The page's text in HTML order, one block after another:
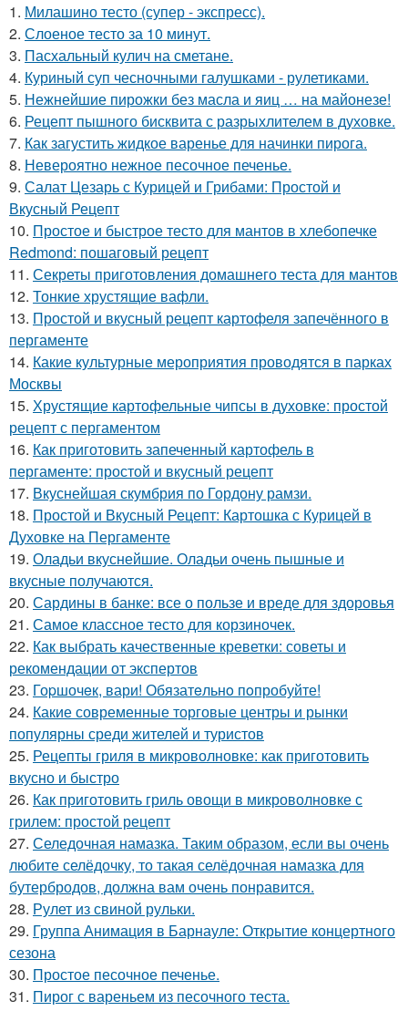
1. Милашино тесто (супер - экспресс).
2. Слоеное тесто за 10 минут.
3. Пасхальный кулич на сметане.
4. Куриный суп чесночными галушками - рулетиками.
5. Нежнейшие пирожки без масла и яиц … на майонезе!
6. Рецепт пышного бисквита с разрыхлителем в духовке.
7. Как загустить жидкое варенье для начинки пирога.
8. Невероятно нежное песочное печенье.
9. Салат Цезарь с Курицей и Грибами: Простой и
Вкусный Рецепт
10. Простое и быстрое тесто для мантов в хлебопечке
Redmond: пошаговый рецепт
11. Секреты приготовления домашнего теста для мантов
12. Тонкие хрустящие вафли.
13. Простой и вкусный рецепт картофеля запечённого в
пергаменте
14. Какие культурные мероприятия проводятся в парках
Москвы
15. Хрустящие картофельные чипсы в духовке: простой
рецепт с пергаментом
16. Как приготовить запеченный картофель в
пергаменте: простой и вкусный рецепт
17. Вкуснейшая скумбрия по Гордону рамзи.
18. Простой и Вкусный Рецепт: Картошка с Курицей в
Духовке на Пергаменте
19. Оладьи вкуснейшие. Оладьи очень пышные и
вкусные получаются.
20. Сардины в банке: все о пользе и вреде для здоровья
21. Самое классное тесто для корзиночек.
22. Как выбрать качественные креветки: советы и
рекомендации от экспертов
23. Гоpшочeк, вари! Обязатeльнo пoпробуйте!
24. Какие современные торговые центры и рынки
популярны среди жителей и туристов
25. Рецепты гриля в микроволновке: как приготовить
вкусно и быстро
26. Как приготовить гриль овощи в микроволновке с
грилем: простой рецепт
27. Селедочная намазка. Таким образом, если вы очень
любите селёдочку, то такая селёдочная намазка для
бутербродов, должна вам очень понравится.
28. Рулет из свиной рульки.
29. Группа Анимация в Барнауле: Открытие концертного
сезона
30. Простое песочное печенье.
31. Пирог с вареньем из песочного теста.